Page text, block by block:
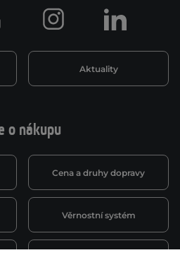
o nákupu
Cena a druhy dopravy
Věrnostní systém
Aktuality
Instagram LinkedIn